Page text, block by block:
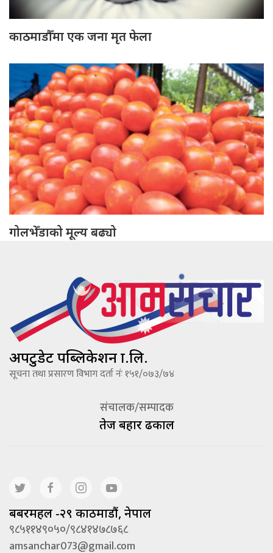
काठमाडौँमा एक जना मृत फेला
गोलभेँडाको मूल्य बढ्यो
अपटुडेट पब्लिकेशन प्रा.लि.
सूचना तथा प्रसारण विभाग दर्ता नंः १५१/०७३/७४
संचालक/सम्पादक
तेज बहादूर ढकाल
बबरमहल -२९ काठमाडौं, नेपाल
९८५११४९०५०/९८४१४७८७६८
amsanchar073@gmail.com